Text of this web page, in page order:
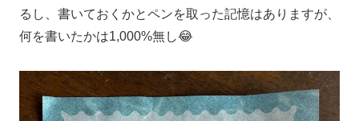
るし、書いておくかとペンを取った記憶はありますが、
何を書いたかは1,000%無し😂